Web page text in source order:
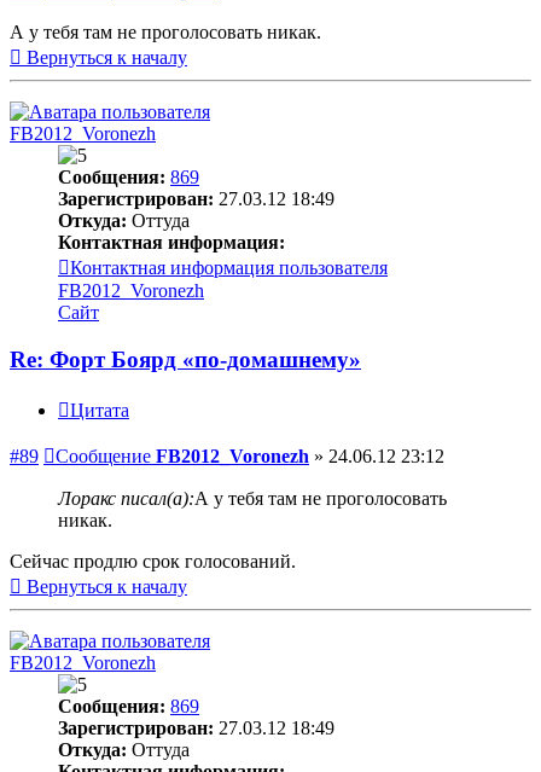
А у тебя там не проголосовать никак.
Вернуться к началу
FB2012_Voronezh
Сообщения: 869
Зарегистрирован: 27.03.12 18:49
Откуда: Оттуда
Контактная информация:
Контактная информация пользователя
FB2012_Voronezh
Сайт
Re: Форт Боярд «по-домашнему»
Цитата
#89 Сообщение FB2012_Voronezh » 24.06.12 23:12
Лоракс писал(а):А у тебя там не проголосовать
никак.
Сейчас продлю срок голосований.
Вернуться к началу
FB2012_Voronezh
Сообщения: 869
Зарегистрирован: 27.03.12 18:49
Откуда: Оттуда